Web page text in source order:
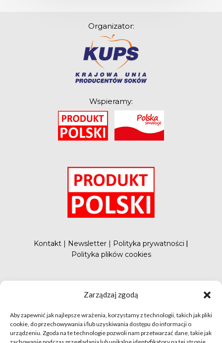
Zarządzaj zgodą
Aby zapewnić jak najlepsze wrażenia, korzystamy z technologii, takich jak pliki
cookie, do przechowywania i/lub uzyskiwania dostępu do informacji o
urządzeniu. Zgoda na te technologie pozwoli nam przetwarzać dane, takie jak
Organizator:
Wspieramy:
Kontakt | Newsletter | Polityka prywatności |
Polityka plików cookies